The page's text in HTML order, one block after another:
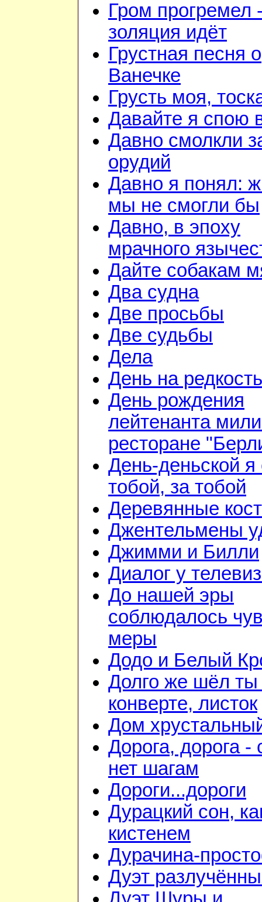
Гром прогремел
золяция идёт
Грустная песня о
Ванечке
Грусть моя,
Давайте я спою
Давно смолкли
орудий
Давно я понял:
мы не смогли бы
Давно, в эпоху
мрачного
Дайте собакам
Два судна
Две просьбы
Две судьбы
Дела
День на редкость
День рождения
лейтенанта
ресторане
День-деньской я
тобой, за тобой
Деревянные
Джентельмены
Джимми и Билли
Диалог у
До нашей эры
соблюдалось
меры
Додо и Белый
Долго же шёл ты
конверте, листок
Дом
Дорога, дорога -
нет шагам
Дороги...дороги
Дурацкий сон,
кистенем
Дурачина-
Дуэт